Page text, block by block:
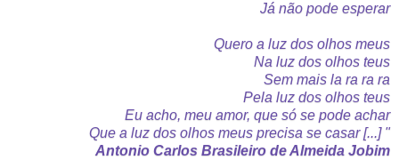
Já não pode esperar
Quero a luz dos olhos meus
Na luz dos olhos teus
Sem mais la ra ra ra
Pela luz dos olhos teus
Eu acho, meu amor, que só se pode achar
Que a luz dos olhos meus precisa se casar [...] "
Antonio Carlos Brasileiro de Almeida Jobim